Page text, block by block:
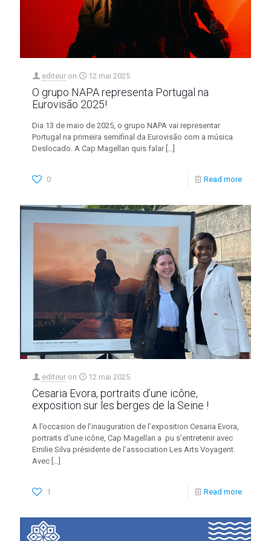
editeur on 12 mai 2025
O grupo NAPA representa Portugal na
Eurovisão 2025!
Dia 13 de maio de 2025, o grupo NAPA vai representar
Portugal na primeira semifinal da Eurovisão com a música
Deslocado. A Cap Magellan quis falar[…]
0 Read more
editeur on 12 mai 2025
Cesaria Evora, portraits d’une icône,
exposition sur les berges de la Seine !
A l’occasion de l’inauguration de l’exposition Cesaria Evora,
portraits d’une icône, Cap Magellan a pu s’entretenir avec
Emilie Silva présidente de l’association Les Arts Voyagent.
Avec
1 Read more